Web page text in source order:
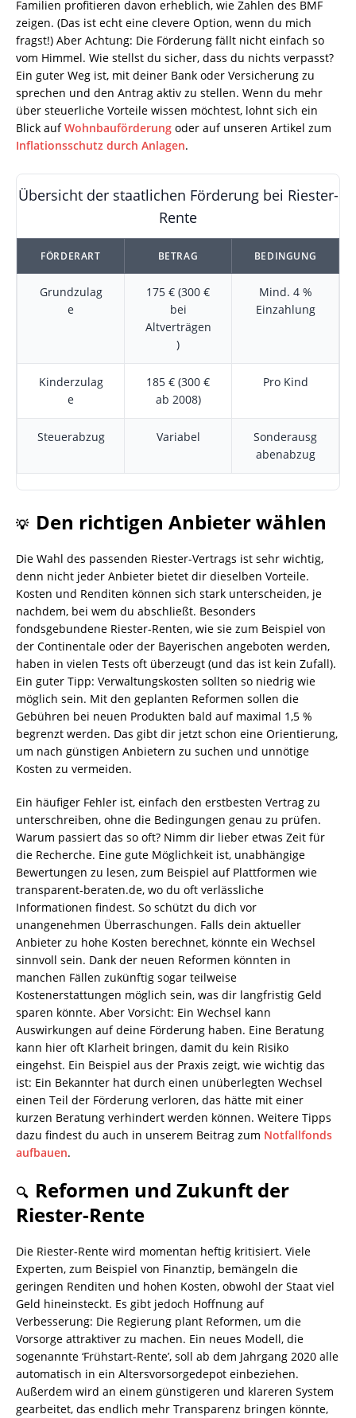
Familien profitieren davon erheblich, wie Zahlen des BMF
zeigen. (Das ist echt eine clevere Option, wenn du mich
fragst!) Aber Achtung: Die Förderung fällt nicht einfach so
vom Himmel. Wie stellst du sicher, dass du nichts verpasst?
Ein guter Weg ist, mit deiner Bank oder Versicherung zu
sprechen und den Antrag aktiv zu stellen. Wenn du mehr
über steuerliche Vorteile wissen möchtest, lohnt sich ein
Blick aufWohnbauförderung oder auf unseren Artikel zum
Inflationsschutz durch Anlagen.
Übersicht der staatlichen Förderung bei Riester-
Rente
FÖRDERART BETRAG BEDINGUNG
Grundzulag
e
175 € (300 €
bei
Altverträgen
)
Mind. 4 %
Einzahlung
Kinderzulag
e
185 € (300 €
ab 2008)
Pro Kind
Steuerabzug Variabel
Sonderausg
abenabzug
💡 Den richtigen Anbieter wählen
Die Wahl des passenden Riester-Vertrags ist sehr wichtig,
denn nicht jeder Anbieter bietet dir dieselben Vorteile.
Kosten und Renditen können sich stark unterscheiden, je
nachdem, bei wem du abschließt. Besonders
fondsgebundene Riester-Renten, wie sie zum Beispiel von
der Continentale oder der Bayerischen angeboten werden,
haben in vielen Tests oft überzeugt (und das ist kein Zufall).
Ein guter Tipp: Verwaltungskosten sollten so niedrig wie
möglich sein. Mit den geplanten Reformen sollen die
Gebühren bei neuen Produkten bald auf maximal 1,5 %
begrenzt werden. Das gibt dir jetzt schon eine Orientierung,
um nach günstigen Anbietern zu suchen und unnötige
Kosten zu vermeiden.
Ein häufiger Fehler ist, einfach den erstbesten Vertrag zu
unterschreiben, ohne die Bedingungen genau zu prüfen.
Warum passiert das so oft? Nimm dir lieber etwas Zeit für
die Recherche. Eine gute Möglichkeit ist, unabhängige
Bewertungen zu lesen, zum Beispiel auf Plattformen wie
transparent-beraten.de, wo du oft verlässliche
Informationen findest. So schützt du dich vor
unangenehmen Überraschungen. Falls dein aktueller
Anbieter zu hohe Kosten berechnet, könnte ein Wechsel
sinnvoll sein. Dank der neuen Reformen könnten in
manchen Fällen zukünftig sogar teilweise
Kostenerstattungen möglich sein, was dir langfristig Geld
sparen könnte. Aber Vorsicht: Ein Wechsel kann
Auswirkungen auf deine Förderung haben. Eine Beratung
kann hier oft Klarheit bringen, damit du kein Risiko
eingehst. Ein Beispiel aus der Praxis zeigt, wie wichtig das
ist: Ein Bekannter hat durch einen unüberlegten Wechsel
einen Teil der Förderung verloren, das hätte mit einer
kurzen Beratung verhindert werden können. Weitere Tipps
dazu findest du auch in unserem Beitrag zum Notfallfonds
aufbauen.
🔍 Reformen und Zukunft der
Riester-Rente
Die Riester-Rente wird momentan heftig kritisiert. Viele
Experten, zum Beispiel von Finanztip, bemängeln die
geringen Renditen und hohen Kosten, obwohl der Staat viel
Geld hineinsteckt. Es gibt jedoch Hoffnung auf
Verbesserung: Die Regierung plant Reformen, um die
Vorsorge attraktiver zu machen. Ein neues Modell, die
sogenannte ‘Frühstart-Rente’, soll ab dem Jahrgang 2020 alle
automatisch in ein Altersvorsorgedepot einbeziehen.
Außerdem wird an einem günstigeren und klareren System
gearbeitet, das endlich mehr Transparenz bringen könnte,